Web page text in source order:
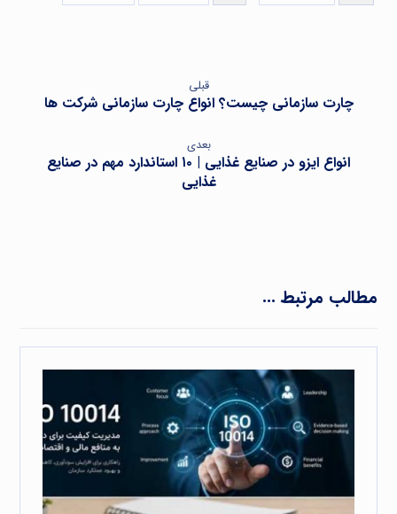
قبلی
چارت سازمانی چیست؟ انواع چارت سازمانی شرکت ها
بعدی
انواع ایزو در صنایع غذایی | ۱۰ استاندارد مهم در صنایع
غذایی
مطالب مرتبط ...